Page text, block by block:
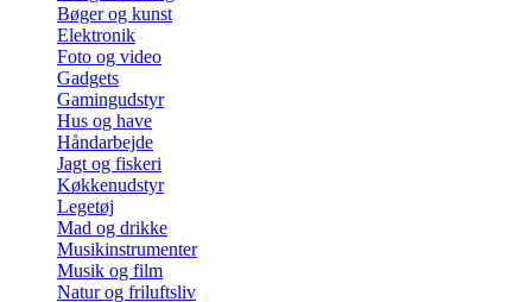
Bøger og kunst
Elektronik
Foto og video
Gadgets
Gamingudstyr
Hus og have
Håndarbejde
Jagt og fiskeri
Køkkenudstyr
Legetøj
Mad og drikke
Musikinstrumenter
Musik og film
Natur og friluftsliv